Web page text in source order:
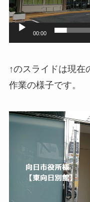
ヤ
00:00
↑のスライドは現在
作業の様子です。
動